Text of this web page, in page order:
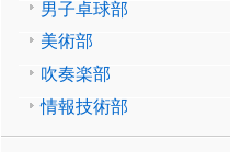
男子卓球部
美術部
吹奏楽部
情報技術部